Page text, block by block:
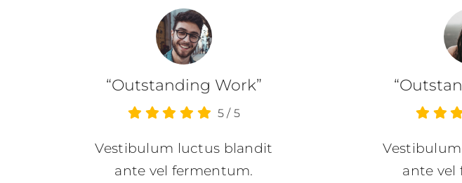
“Outstanding Work”
5/ 5
Vestibulum luctus blandit
ante vel fermentum.
ante vel